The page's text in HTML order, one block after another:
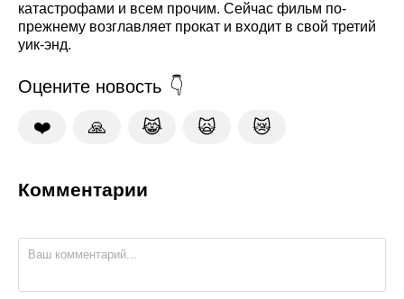
катастрофами и всем прочим. Сейчас фильм по-
прежнему возглавляет прокат и входит в свой третий
уик-энд.
Оцените новость
❤️ 🙏 😹 🙀 😿
Комментарии